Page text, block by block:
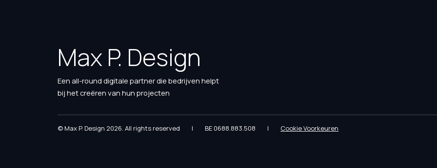
Max P. Design
Een all-round digitale partner die bedrijven helpt
bij het creëren van hun projecten
© Max P. Design 2026. All rights reserved | BE 0688.883.508 | Cookie Voorkeuren